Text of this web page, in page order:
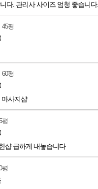
다. 관리사 사이즈 엄청 좋습니다.
45평
60평
마사지샵
평
샵 급하게 내놓습니다
평